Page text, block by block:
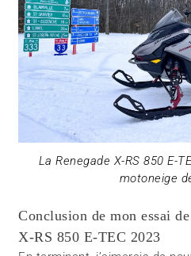
La Renegade X-RS 850 E-
motoneige
Conclusion de mon essai
X-RS 850 E-TEC 2023